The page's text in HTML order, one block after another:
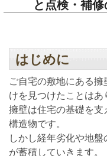
と点検・補
はじめに
ご自宅の敷地にある
けを見つけたことはあ
擁壁は住宅の基礎を
構造物です。
しかし経年劣化や地
が蓄積していきます。